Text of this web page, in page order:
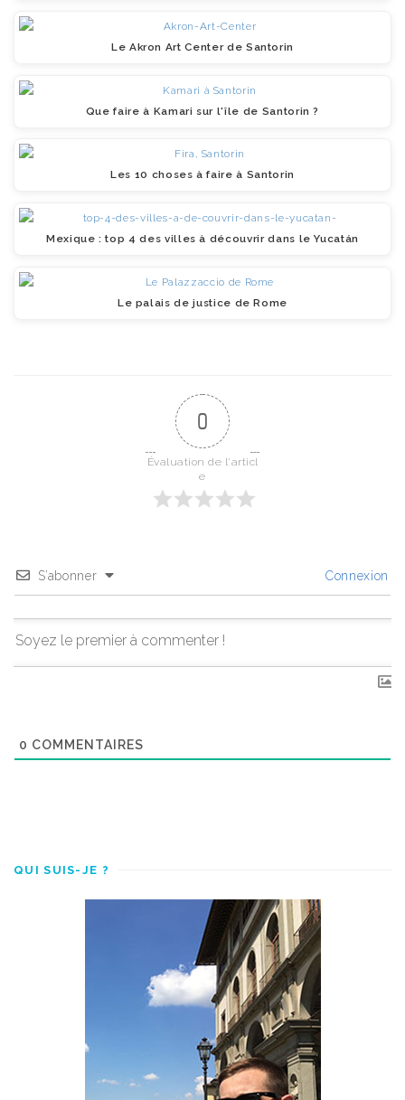
Le Akron Art Center de Santorin
Que faire à Kamari sur l'île de Santorin ?
Les 10 choses à faire à Santorin
Mexique : top 4 des villes à découvrir dans le Yucatán
Le palais de justice de Rome
0
Évaluation de l'articl
e
S’abonner Connexion
0 COMMENTAIRES
QUI SUIS-JE ?